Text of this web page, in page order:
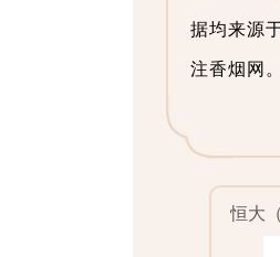
据均来源
注香烟网。
恒大